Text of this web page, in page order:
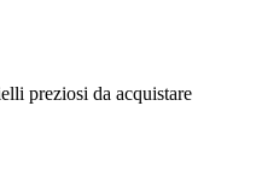
preziosi da acquistare